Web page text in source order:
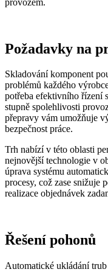
Požadavky na
Skladování komponent
problémů každého
potřeba efektivního řízení
stupně spolehlivosti
přepravy vám umožňuje
bezpečnost práce.
Trh nabízí v této oblasti
nejnovější technologie v
úprava systému
procesy, což zase snižuje
realizace objednávek
Řešení pohonů
Automatické ukládání